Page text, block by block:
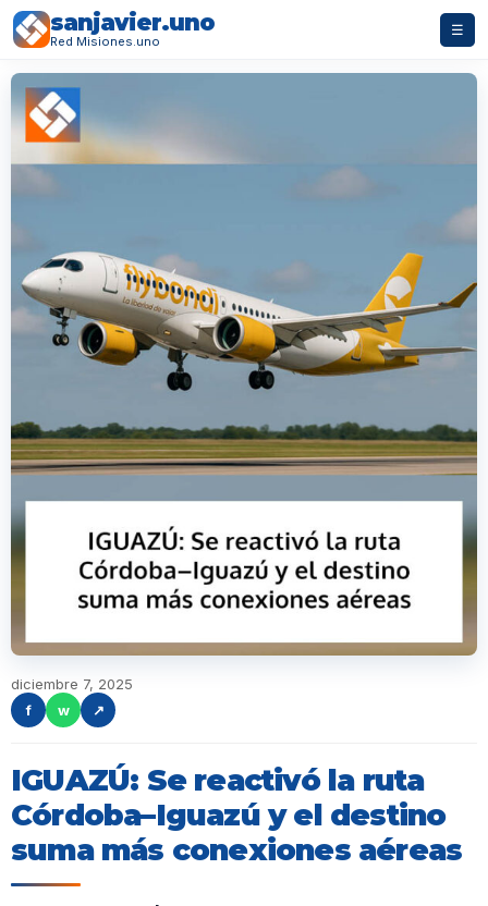
sanjavier.uno
Red Misiones.uno
☰
diciembre 7, 2025
f
w ↗
IGUAZÚ: Se reactivó la ruta
Córdoba–Iguazú y el destino
suma más conexiones aéreas